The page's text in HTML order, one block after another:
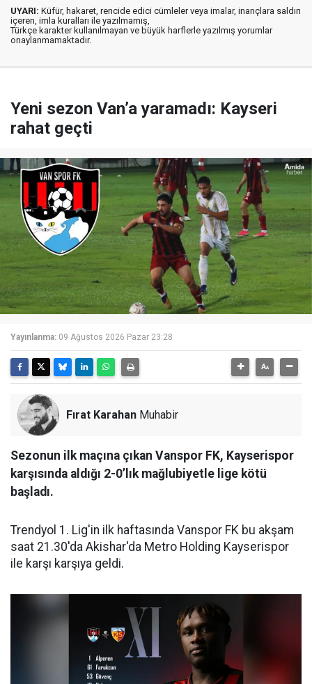
UYARI: Küfür, hakaret, rencide edici cümleler veya imalar, inançlara saldırı
içeren, imla kuralları ile yazılmamış,
Türkçe karakter kullanılmayan ve büyük harflerle yazılmış yorumlar
onaylanmamaktadır.
Yeni sezon Van’a yaramadı: Kayseri
rahat geçti
Yayınlanma: 09 Ağustos 2026 Pazar 23:28
Fırat Karahan Muhabir
Sezonun ilk maçına çıkan Vanspor FK, Kayserispor
karşısında aldığı 2-0’lık mağlubiyetle lige kötü
başladı.
Trendyol 1. Lig'in ilk haftasında Vanspor FK bu akşam
saat 21.30'da Akishar'da Metro Holding Kayserispor
ile karşı karşıya geldi.